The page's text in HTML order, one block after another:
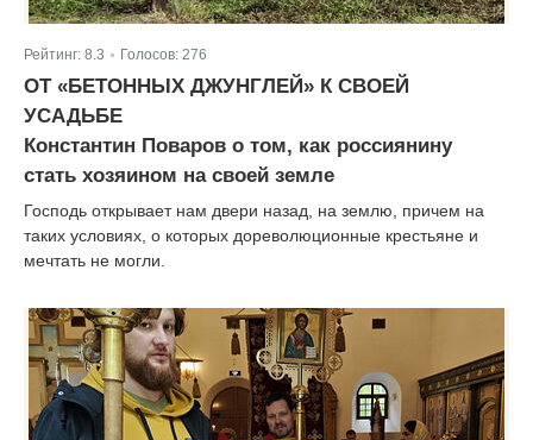
Рейтинг: 8.3 Голосов: 276
ОТ «БЕТОННЫХ ДЖУНГЛЕЙ» К СВОЕЙ
УСАДЬБЕ
Константин Поваров о том, как россиянину
стать хозяином на своей земле
Господь открывает нам двери назад, на землю, причем на
таких условиях, о которых дореволюционные крестьяне и
мечтать не могли.